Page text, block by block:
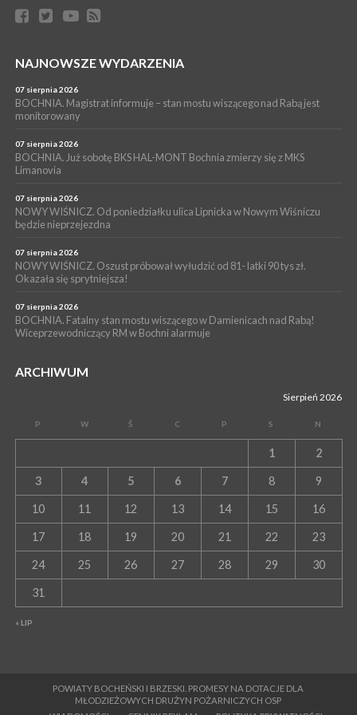
06 sierpnia 2026
BORZĘCIN. Już w najbliższy weekend XIX Borzęckie Święto
PIELGRZYMKA 2026
Z BOCHNI NA JASNĄ GÓRĘ. Drugi dzień wędrówki [ZDJĘCIA]
WYDARZENIA
NASZ NEWS. Powstał Komitet Ochrony Ładu
Przestrzennego Miasta Bochnia. To odpowiedź na działania
magistratu
NAJNOWSZE WYDARZENIA
07 sierpnia 2026
BOCHNIA. Magistrat informuje – stan mostu wiszącego nad Rabą jest
monitorowany
07 sierpnia 2026
BOCHNIA. Już sobotę BKS HAL-MONT Bochnia zmierzy się z MKS
Limanovia
07 sierpnia 2026
NOWY WIŚNICZ. Od poniedziałku ulica Lipnicka w Nowym Wiśniczu
będzie nieprzejezdna
07 sierpnia 2026
NOWY WIŚNICZ. Oszust próbował wyłudzić od 81- latki 90 tys zł.
Okazała się sprytniejsza!
07 sierpnia 2026
BOCHNIA. Fatalny stan mostu wiszącego w Damienicach nad Rabą!
Wiceprzewodniczący RM w Bochni alarmuje
ARCHIWUM
Sierpień 2026
P W Ś C P S N
« LIP
1 2
3 4 5 6 7 8 9
10 11 12 13 14 15 16
17 18 19 20 21 22 23
24 25 26 27 28 29 30
31
POWIATY BOCHEŃSKI I BRZESKI. PROMESY NA DOTACJE DLA
MŁODZIEŻOWYCH DRUŻYN POŻARNICZYCH OSP